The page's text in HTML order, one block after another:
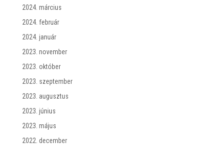
2024. március
2024. február
2024. január
2023. november
2023. október
2023. szeptember
2023. augusztus
2023. június
2023. május
2022. december